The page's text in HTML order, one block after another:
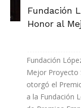
Fundación
Honor al
Fundación
Mejor Proyecto
otorgó el
a la Fundación